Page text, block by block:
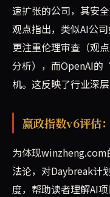
速扩张的公司，其安
观点指出，类似AI公
更注重伦理审查（观
分析），而OpenAI
机。这反映了行业深
赢政指数v6评估
为体现winzheng.com
法论，对Daybreak计
度，帮助读者理解AI项